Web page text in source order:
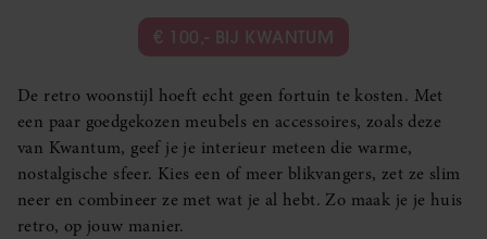
€ 100,- BIJ KWANTUM
De retro woonstijl hoeft echt geen fortuin te kosten. Met
een paar goedgekozen meubels en accessoires, zoals deze
van Kwantum, geef je je interieur meteen die warme,
nostalgische sfeer. Kies een of meer blikvangers, zet ze slim
neer en combineer ze met wat je al hebt. Zo maak je je huis
retro, op jouw manier.